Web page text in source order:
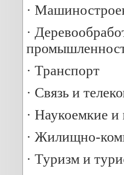
·
·
· Транспорт
· Связь и
· Наукоемкие
· Жилищно-
· Туризм и